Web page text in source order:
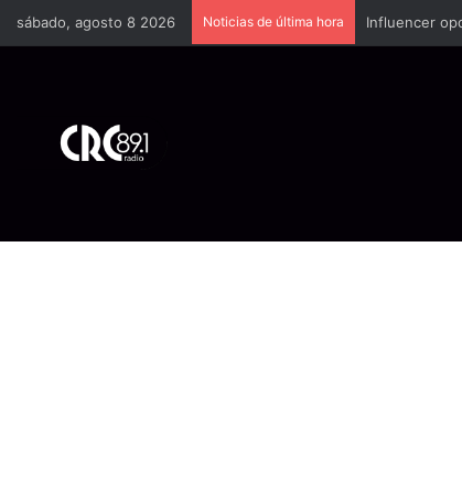
sábado, agosto 8 2026 Noticias de última hora